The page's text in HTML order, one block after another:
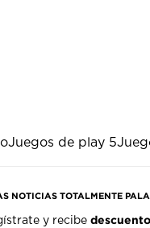
Juegos de play 5
NOTICIAS TOTALMENTE
y recibe